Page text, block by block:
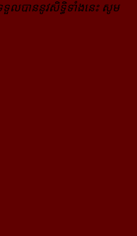
ទួល​បាននូវសិទ្ធិ​ទាំងនេះ សូម​